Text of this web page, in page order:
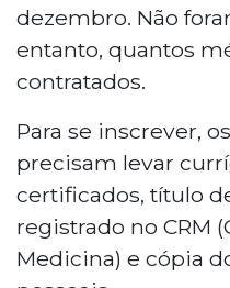
dezembro. Não
entanto, quantos
contratados.
Para se inscrever,
precisam levar
certificados, título
registrado no CRM
Medicina) e cópia